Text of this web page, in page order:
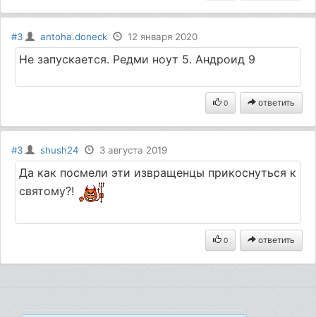
#3 antoha.doneck 12 января 2020
Не запускается. Редми ноут 5. Андроид 9
0 ответить
#3 shush24 3 августа 2019
Да как посмели эти извращенцы прикоснуться к
святому?!
0 ответить